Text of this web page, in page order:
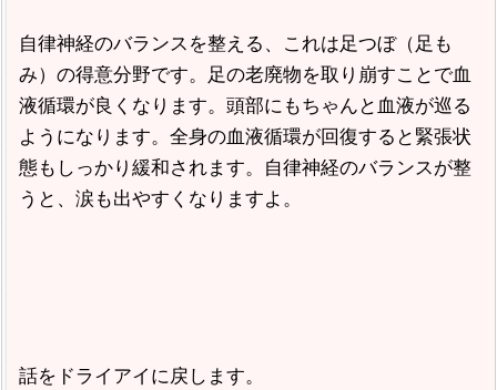
自律神経のバランスを整える、これは足つぼ（足も
み）の得意分野です。足の老廃物を取り崩すことで血
液循環が良くなります。頭部にもちゃんと血液が巡る
ようになります。全身の血液循環が回復すると緊張状
態もしっかり緩和されます。自律神経のバランスが整
うと、涙も出やすくなりますよ。
話をドライアイに戻します。